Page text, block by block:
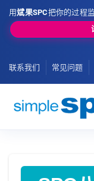
用斌果SPC把你的过程
联系我们 常见问题